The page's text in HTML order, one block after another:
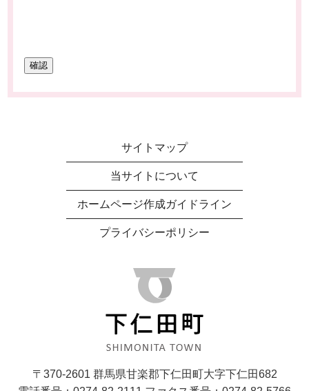
サイトマップ
当サイトについて
ホームページ作成ガイドライン
プライバシーポリシー
〒370-2601 群馬県甘楽郡下仁田町大字下仁田682